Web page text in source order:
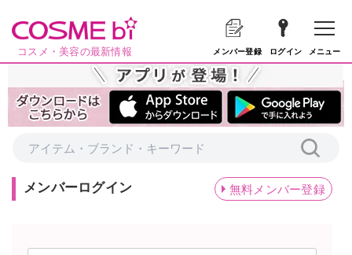
コスメ・美容の最新情報 メンバー登録 ログイン メニュー
メンバーログイン 無料メンバー登録